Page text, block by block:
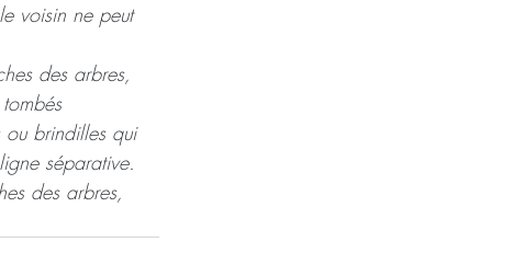
voisin ne peut
des arbres,
ou brindilles qui
séparative.
des arbres,